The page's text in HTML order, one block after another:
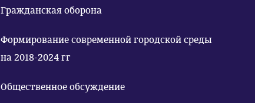
Гражданская оборона
Формирование современной городской среды
на 2018-2024 гг
Общественное обсуждение